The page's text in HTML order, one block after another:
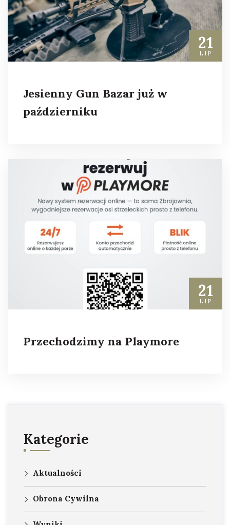
21
LIP
Jesienny Gun Bazar już w
październiku
21
LIP
Przechodzimy na Playmore
Kategorie
Aktualności
Obrona Cywilna